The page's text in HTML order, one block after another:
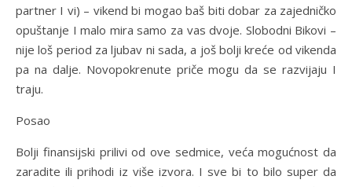
partner I vi) – vikend bi mogao baš biti dobar za zajedničko
opuštanje I malo mira samo za vas dvoje. Slobodni Bikovi –
nije loš period za ljubav ni sada, a još bolji kreće od vikenda
pa na dalje. Novopokrenute priče mogu da se razvijaju I
traju.
Posao
Bolji finansijski prilivi od ove sedmice, veća mogućnost da
zaradite ili prihodi iz više izvora. I sve bi to bilo super da